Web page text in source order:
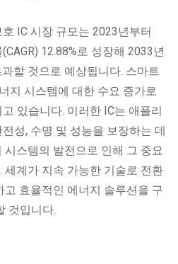
IC 시장 규모는 2023년부터
12.88%로 성장해 2033년
할 것으로 예상됩니다. 스마트
지 시스템에 대한 수요 증가로
있습니다. 이러한 IC는 애플리
성, 수명 및 성능을 보장하는 데
시스템의 발전으로 인해 그 중요
세계가 지속 가능한 기술로 전환
고 효율적인 에너지 솔루션을 구
것입니다.